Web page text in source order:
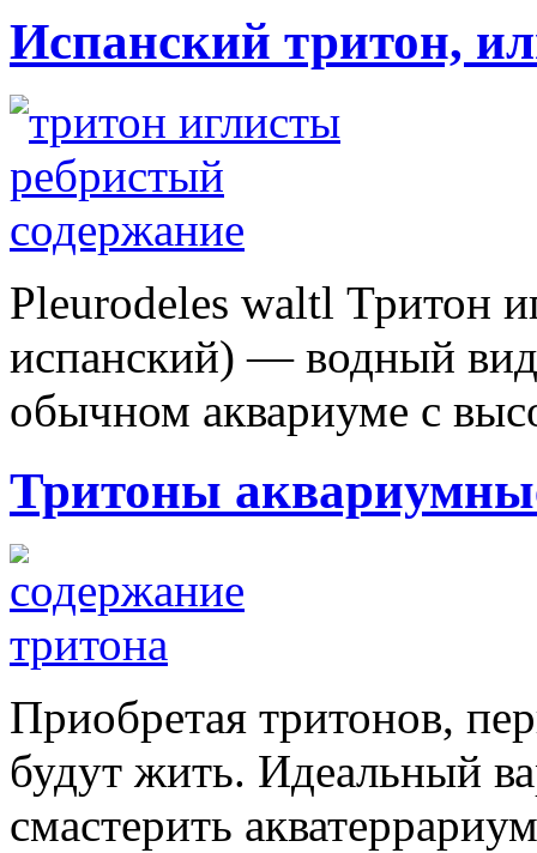
Испанский тритон,
Pleurodeles waltl Тритон
испанский) — водный
обычном аквариуме с
Тритоны
Приобретая тритонов,
будут жить. Идеальный
смастерить